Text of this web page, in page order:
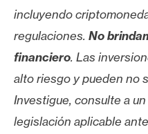
incluyendo
regulaciones. No
financiero. Las
alto riesgo y pueden no
Investigue, consulte a
legislación aplicable